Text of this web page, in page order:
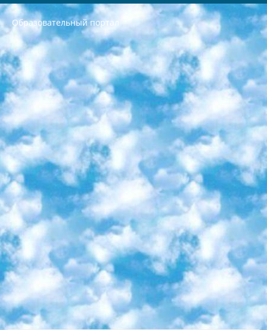
Образовательный портал
РЕСПУБЛИКА УЗБЕКИСТАН МИНИСТРЕРСТВО ДОШКОЛЬНОГО И ШКОЛЬНОГО ОБРАЗОВАНИЯ КОМАНДА в общеобразовательных учреждениях в 2023-2024 учебном году организация и проведение итоговой государственной аттестации обучающихся о Министра дошкольного и школьного образования Республики Узбекистан от 4 марта 2008 года (постановлением Минюста от 20 марта 2008 года № 1778 государственной регистрации) «Итоговое состояние учащихся общего среднего образования на основании положения об утверждении положения об аттестации общего среднего образования выпускной экзамен студентов в образовательных учреждениях в 2023-2024 учебном году В целях организации и прохождения аттестации приказываю: 1. Следующее: перечень предметов, по которым будет проводиться итоговая государственная аттестация и экзамен формы перевода согласно приложению 1; сертификаты международного образца, оценивающие уровень владения иностранными языками перечень согласно приложению 2; 2. Педагогический при специализированных образовательных учреждениях. научно-практический центр квалификации и международной оценки (Д.Давидова) 2024 г. До 25 марта: задания по предметам, по которым будет проводиться итоговая аттестация разработка и утверждение технических условий; итоговая аттестация на основании разработанного предметного задания разработка вопросов по предметам (устно и письменно), экзамен передача; общеобразовательные средние школы и специальные учебные заведения учащиеся выпускных классов школ и интернатов в агентской системе подготовка базы данных экзаменационных материалов и критериев оценки; перевод базы экзаменационных материалов на все языки обучения подать в Республиканский образовательный центр для изготовления; варианты экзаменов на основе разработанных контрольных материалов пусть будут поставлены задачи формирования. 3. Республиканский образовательный центр (Ш.Худайкулов) до 5 апреля 2024 года. до: база данных предоставленных экзаменационных материалов на все языки обучения перевод и экспертиза; для слепых, слабовидящих, глухих, слабослышащих и умственно отсталых детей учащиеся выпускных классов специализированных школ и школ-интернатов база данных экзаменационных материалов на всех преподаваемых языках подготовка критериев оценки; специализированные школы для умственно отсталых детей и технологии для учащихся выпускных классов школ-интернатов разработка соответствующих рекомендаций и критериев проведения ЕГЭ по естествознанию давать задания. 4. Педагогический при специализированных образовательных учреждениях. Научно-практический центр навыков и международной оценки (Д.Давидова), Республика образовательный центр (Худайкулов Ш.) итоговый государственный аттестационный экзамен ориентирован на творческое и логическое мышление при подготовке базы материалов учитывать введение заданий. 5. Следует отметить, что: сертификат государственного образца о знании общеобразовательного предмета и как минимум национальный уровень B1 по предметам на иностранных языках, указанным в Приложении 2. или международно признанный сертификат эквивалентного уровня студенты, изучающие определенный предмет, освобождаются от экзамена; по соответствующим предметам запланирована итоговая государственная аттестация за день до дня, путем жеребьевки Рабочей группой (в письменной форме по предметам, проводимым в форме) из числа сформированных вариантов выбрано 2 варианта; 2 выбранных варианта экзамена анонсированы на официальном сайте министерства и все выпускники по всей стране на основе этих вариантов проводит итоговую государственную аттестацию. 6. Государственное образование учащихся средних общеобразовательных учреждений. знания в соответствии с квалификационными требованиями, которые необходимо приобрести на основании стандартов итоговый (выпускной) контроль для 9 и 11 классов в целях тестирования Экзамены (далее – экзамены) состоят из предметов, перечисленных в приложении 1. будет сделано. 7. Экзамены пройдут с 26 мая по 15 июня 2024 г. (кроме науки физического воспитания). 8. Физическая для учащихся 9 классов общесредних образовательных учреждений. Экзамены по предмету «Образование, квалификация медицина» 1-6 мая 2024 года. сотрудники перевести под присмотр (с отклонениями в физическом или умственном развитии) специализированная школа для детей, школы-интернаты и со сколиозом школы-интернаты санаторного типа для больных детей исключены). 9. Он был слепым, слабовидящим и имел нарушения опорно-двигательного аппарата. экзамены в специализированных школах и интернатах для детей должны проводиться исходя из требований, предъявляемых к общеобразовательным учреждениям (физкультура кроме науки). 10. Специализированная школа для глухих и слабослышащих детей. и экзамены в интернатах и быть реализован в виде письменного теста по математике. 11. Специальность для умственно отсталых детей. Для 9 класса Родной язык и литературное письмо Государственный язык (язык обучения – узбекский). для неклассов) написано Математическое письмо Письменная/устная история Узбекистана Физическое воспитание практично Итоговый контроль Для 11 класса Написание родного языка и литературы (эссе) Математическое письмо Узбекский язык (обучение на узбекском языке) не посещающее общее среднее образование для учреждений)/Образовательное учреждение выбор письменный и устный Иностранный язык письменный/устный Письменная/устная история Узбекистана *По выбору студента:  Химия  Физика  Основы государственного права  География 10 бесплатных образовательных ресурсов - Мы составили подборку онлайн-проектов с интерактивными упражнениями, видеолекциями и статьями. Они помогут вам обрести новые и освежить старые знания бесплатно. 1. «ИНТУИТ» Старейшая образовательная площадка Рунета. Здесь вы найдёте сотни текстовых и видеокурсов на десятки различных тем — от программирования до психологии. Многие курсы подготовлены российскими университетами и крупными международными компаниями вроде Intel и Microsoft. Самостоятельное обучение бесплатное, но желающие могут оплатить услуги персональных наставников. 2. «Смартия» знакомит с актуальными профессиями и подсказывает, как им обучаться. Выбрав заинтересовавшую вас специальность — SMM-специалист, фотограф, веб-дизайнер или другую, — увидите список необходимых для неё умений. Чтобы вы могли освоить их самостоятельно, для каждого умения площадка отображает подборку ссылок на учебные материалы. Хотя «Смартия» ориентируется на русскоязычную аудиторию, часть контента всё же доступна только на английском. 3. «Лекторий Физтеха» Проект Московского физико-технического института (Физтеха). С его помощью вы можете смотреть онлайн серии лекций, записанные на видео в этом вузе. В числе доступных предметов — физика, биология, химия, информационные технологии и другие. К некоторым лекциям администрация ресурса прилагает готовые конспекты, которые можно скачивать в PDF-формате. 4. ITMOcourses Онлайн-площадка Санкт-Петербургского национального исследовательского университета информационных технологий, механики и оптики (ИТМО). Ресурс предоставляет свободный доступ к курсам, разработанным в этом вузе. Каталог материалов разбит на четыре категории: «Оптические системы и технологии», «Приборостроение и робототехника», «Информационные технологии» и «Биотехнологии». Курсы состоят из видеолекций, интерактивных демонстраций и заданий. 5. «КиберЛенинка» Электронная научная библиотека открытого доступа. Каталог площадки регулярно обрастает текстами статей из различных научных изданий. Сгруппированные по журналам и рубрикам публикации можно читать онлайн или скачивать целиком в PDF-формате. Проект нацелен на популяризацию науки за счёт открытого доступа к качественной информации. 6. «ПостНаука» На этом ресурсе публикуют подборки видеолекций, составленные экспертами из разных отраслей и объединённые общими темами. Среди них, к примеру, есть серии «Биоинформатика и геномика», «Культура средневековой Скандинавии» и Cinema Studies о теории кино. Каждая подборка лекций — логически связанная история, рассказанная экспертом от первого лица. Кроме того, на сайте появляются научно-образовательные статьи и тесты на разные темы. 7. «Newочём» Команда проекта «Newочём» отбирает самые интересные тексты из англоязычных СМИ и переводит те из них, за которые голосуют участники сообщества «ВКонтакте». По большей части это научно-популярные статьи. Редакторы придумывают лишь заголовки, в остальном содержание переводов соответствует оригиналам. Полные тексты можно читать прямо в социальной сети. 8. InternetUrok Онлайн-база материалов по основным дисциплинам школьной программы. Информация на сайте структурирована по классам, предметам и темам (урокам). Каждый урок состоит из видеолекций и конспектов. Есть также интерактивные тренажёры и тесты для закрепления пройденного материала. Даже если вы давно окончили школу, возможность повторить программу старших классов всегда может пригодиться. 9. Edutainme Ещё один ресурс об образовании. В отличие от Newtonew, как мне кажется, Edutainme больше ориентируется на представителей индустрии: педагогов, предпринимателей, разработчиков образовательных проектов. Но и любой, кто просто стремится к саморазвитию, найдёт на сайте много полезного и интересного для себя. Например, информацию о новых курсах и образовательных сервисах. 10. Newtonew Онлайн-медиа об образовании и обучении в широком смысле. Авторы Newtonew пишут об инструментах, заведениях, тактиках и стратегиях, которые помогают учить других и получать новые знания самостоятельно. На этой площадке вы найдёте новости, обзоры, аналитические мат